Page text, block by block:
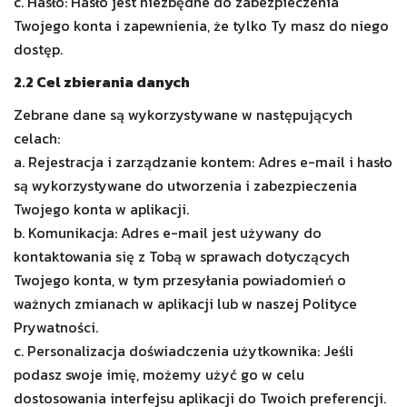
Twojego konta i zapewnienia, że tylko Ty masz do niego
dostęp.
2.2 Cel zbierania danych
Zebrane dane są wykorzystywane w następujących
celach:
a. Rejestracja i zarządzanie kontem: Adres e-mail i hasło
są wykorzystywane do utworzenia i zabezpieczenia
Twojego konta w aplikacji.
b. Komunikacja: Adres e-mail jest używany do
kontaktowania się z Tobą w sprawach dotyczących
Twojego konta, w tym przesyłania powiadomień o
ważnych zmianach w aplikacji lub w naszej Polityce
Prywatności.
c. Personalizacja doświadczenia użytkownika: Jeśli
podasz swoje imię, możemy użyć go w celu
dostosowania interfejsu aplikacji do Twoich preferencji.